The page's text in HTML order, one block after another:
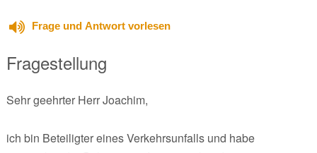
Frage und Antwort vorlesen
Fragestellung
Sehr geehrter Herr Joachim,
ich bin Beteiligter eines Verkehrsunfalls und habe